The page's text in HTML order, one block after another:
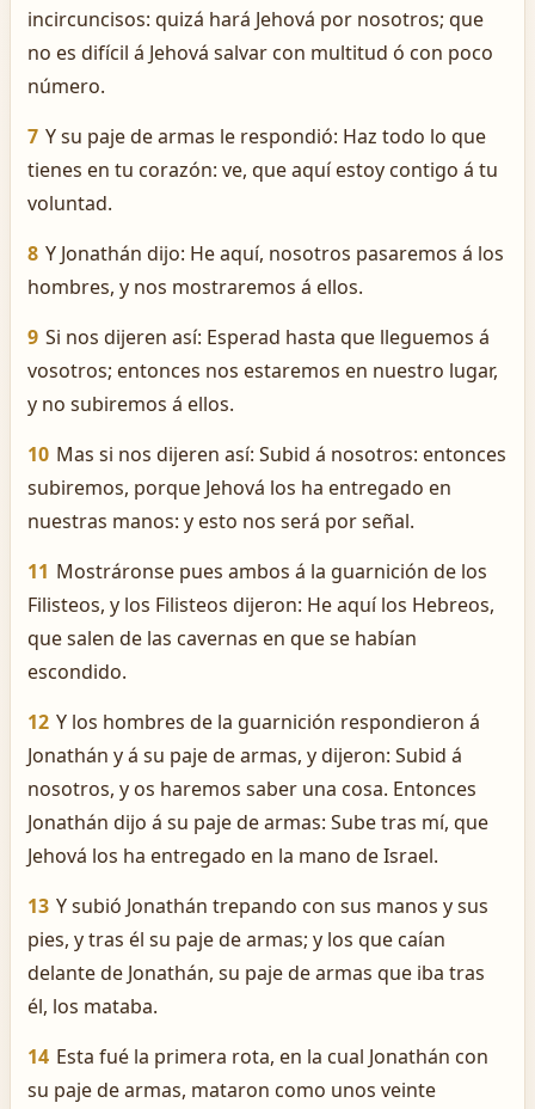
incircuncisos: quizá hará Jehová por nosotros; que
no es difícil á Jehová salvar con multitud ó con poco
número.
7 Y su paje de armas le respondió: Haz todo lo que
tienes en tu corazón: ve, que aquí estoy contigo á tu
voluntad.
8 Y Jonathán dijo: He aquí, nosotros pasaremos á los
hombres, y nos mostraremos á ellos.
9 Si nos dijeren así: Esperad hasta que lleguemos á
vosotros; entonces nos estaremos en nuestro lugar,
y no subiremos á ellos.
10 Mas si nos dijeren así: Subid á nosotros: entonces
subiremos, porque Jehová los ha entregado en
nuestras manos: y esto nos será por señal.
11 Mostráronse pues ambos á la guarnición de los
Filisteos, y los Filisteos dijeron: He aquí los Hebreos,
que salen de las cavernas en que se habían
escondido.
12 Y los hombres de la guarnición respondieron á
Jonathán y á su paje de armas, y dijeron: Subid á
nosotros, y os haremos saber una cosa. Entonces
Jonathán dijo á su paje de armas: Sube tras mí, que
Jehová los ha entregado en la mano de Israel.
13 Y subió Jonathán trepando con sus manos y sus
pies, y tras él su paje de armas; y los que caían
delante de Jonathán, su paje de armas que iba tras
él, los mataba.
14 Esta fué la primera rota, en la cual Jonathán con
su paje de armas, mataron como unos veinte